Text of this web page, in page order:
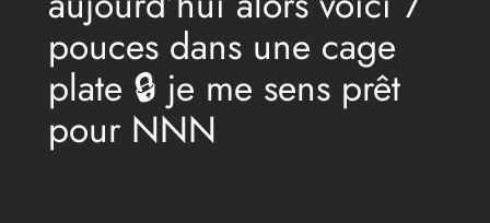
pouces dans une cage
plate 🔒 je me sens prêt
pour NNN